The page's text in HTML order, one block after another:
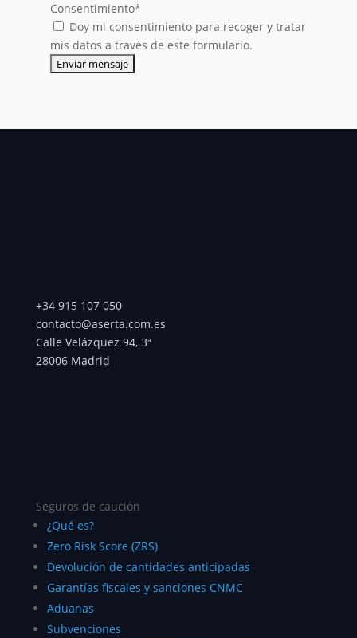
Consentimiento*
Doy mi consentimiento para recoger y tratar
mis datos a través de este formulario.
+34 915 107 050
contacto@aserta.com.es
Calle Velázquez 94, 3ª
28006 Madrid
Seguros de caución
¿Qué es?
Zero Risk Score (ZRS)
Devolución de cantidades anticipadas
Garantías fiscales y sanciones CNMC
Aduanas
Subvenciones